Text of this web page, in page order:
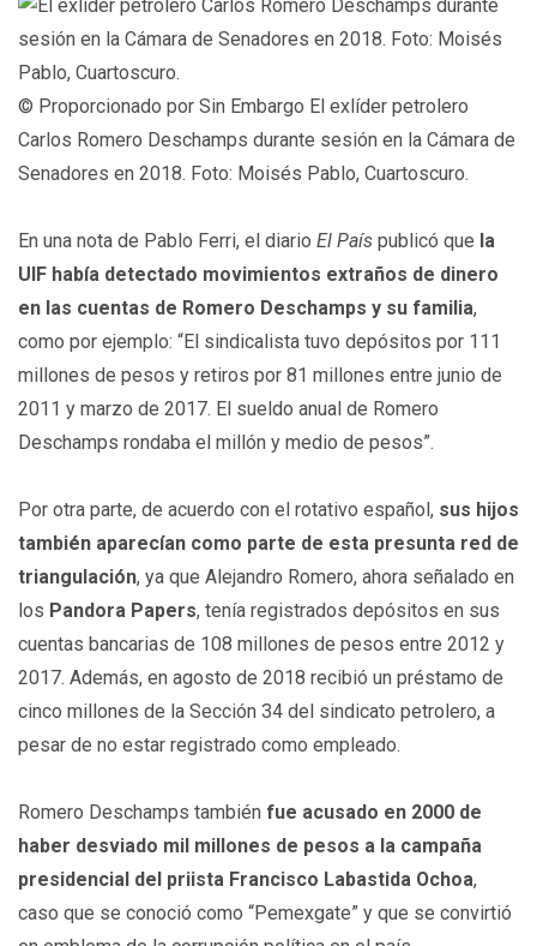
© Proporcionado por Sin Embargo El exlíder petrolero
Carlos Romero Deschamps durante sesión en la Cámara de
Senadores en 2018. Foto: Moisés Pablo, Cuartoscuro.
En una nota de Pablo Ferri, el diario El País publicó que la
UIF había detectado movimientos extraños de dinero
en las cuentas de Romero Deschamps y su familia,
como por ejemplo: “El sindicalista tuvo depósitos por 111
millones de pesos y retiros por 81 millones entre junio de
2011 y marzo de 2017. El sueldo anual de Romero
Deschamps rondaba el millón y medio de pesos”.
Por otra parte, de acuerdo con el rotativo español, sus hijos
también aparecían como parte de esta presunta red de
triangulación, ya que Alejandro Romero, ahora señalado en
los Pandora Papers, tenía registrados depósitos en sus
cuentas bancarias de 108 millones de pesos entre 2012 y
2017. Además, en agosto de 2018 recibió un préstamo de
cinco millones de la Sección 34 del sindicato petrolero, a
pesar de no estar registrado como empleado.
Romero Deschamps también fue acusado en 2000 de
haber desviado mil millones de pesos a la campaña
presidencial del priista Francisco Labastida Ochoa,
caso que se conoció como “Pemexgate” y que se convirtió